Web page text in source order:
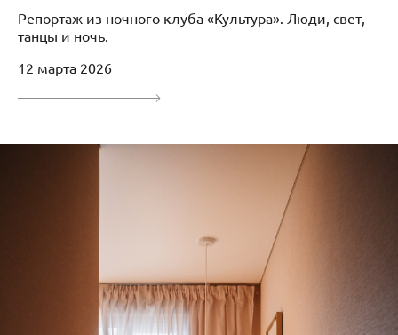
Репортаж из ночного клуба «Культура». Люди, свет,
танцы и ночь.
12 марта 2026